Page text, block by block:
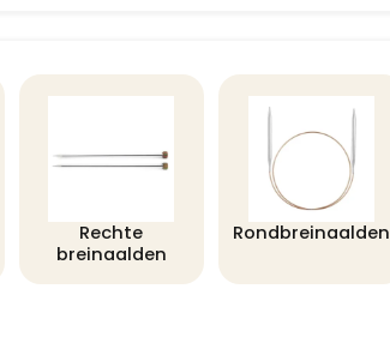
Rechte
breinaalden
Rondbreinaalden